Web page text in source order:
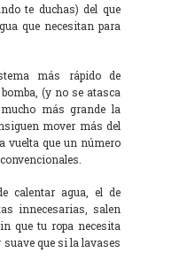
te duchas) del que
que necesitan para
más rápido de
(y no se atasca
más grande la
mover más del
vuelta que un número
calentar agua, el de
innecesarias, salen
que tu ropa necesita
que si la lavases